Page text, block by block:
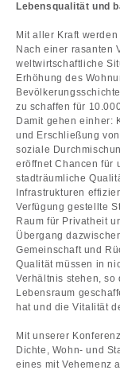
Lebensqualität und
Mit aller Kraft
Nach einer rasanten
weltwirtschaftliche
Erhöhung des
zu schaffen für
Damit gehen einher:
und Erschließung
soziale
eröffnet Chancen für
stadträumliche
Infrastrukturen
Verfügung gestellte
Raum für Privatheit
Übergang
Gemeinschaft und
Qualität müssen in
Verhältnis stehen, so
Lebensraum
hat und die Vitalität
Mit unserer
Dichte, Wohn- und
eines mit Vehemenz